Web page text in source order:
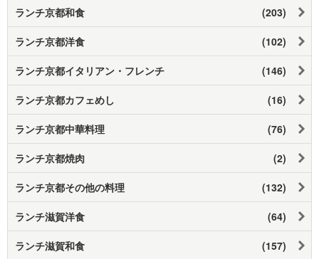
ランチ京都和食 (203)
ランチ京都洋食 (102)
ランチ京都イタリアン・フレンチ (146)
ランチ京都カフェめし (16)
ランチ京都中華料理 (76)
ランチ京都焼肉 (2)
ランチ京都その他の料理 (132)
ランチ滋賀洋食 (64)
ランチ滋賀和食 (157)